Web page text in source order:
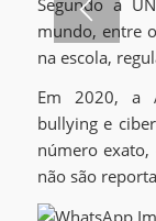
mundo, entre
na escola,
Em 2020, a
bullying e
número
não são